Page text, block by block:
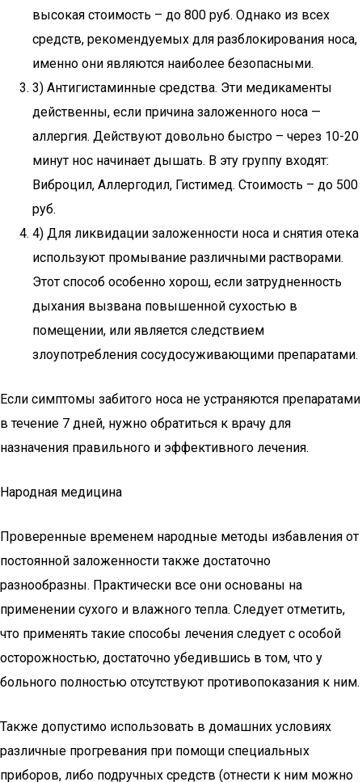
высокая стоимость – до 800 руб. Однако из всех
средств, рекомендуемых для разблокирования носа,
именно они являются наиболее безопасными.
3) Антигистаминные средства. Эти медикаменты
действенны, если причина заложенного носа —
аллергия. Действуют довольно быстро – через 10-20
минут нос начинает дышать. В эту группу входят:
Виброцил, Аллергодил, Гистимед. Стоимость – до 500
руб.
4) Для ликвидации заложенности носа и снятия отека
используют промывание различными растворами.
Этот способ особенно хорош, если затрудненность
дыхания вызвана повышенной сухостью в
помещении, или является следствием
злоупотребления сосудосуживающими препаратами.
Если симптомы забитого носа не устраняются препаратами
в течение 7 дней, нужно обратиться к врачу для
назначения правильного и эффективного лечения.
Народная медицина
Проверенные временем народные методы избавления от
постоянной заложенности также достаточно
разнообразны. Практически все они основаны на
применении сухого и влажного тепла. Следует отметить,
что применять такие способы лечения следует с особой
осторожностью, достаточно убедившись в том, что у
больного полностью отсутствуют противопоказания к ним.
Также допустимо использовать в домашних условиях
различные прогревания при помощи специальных
приборов, либо подручных средств (отнести к ним можно